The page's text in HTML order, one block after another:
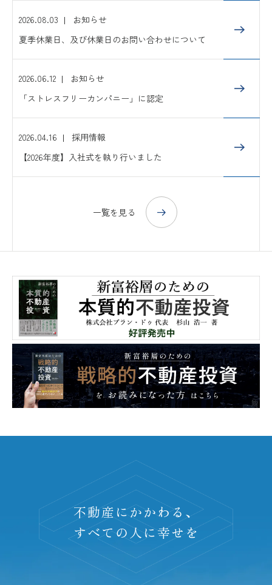
2026.08.03
お知らせ
夏季休業日、及び休業日のお問い合わせについて
2026.06.12
お知らせ
「ストレスフリーカンパニー」に認定
2026.04.16
採用情報
【2026年度】入社式を執り行いました
一覧を見る
不動産にかかわる、
すべての人に幸せを